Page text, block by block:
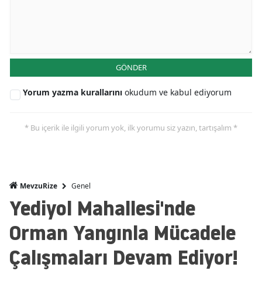
GÖNDER
Yorum yazma kurallarını okudum ve kabul ediyorum
* Bu içerik ile ilgili yorum yok, ilk yorumu siz yazın, tartışalım *
MevzuRize Genel
Yediyol Mahallesi'nde
Orman Yangınla Mücadele
Çalışmaları Devam Ediyor!